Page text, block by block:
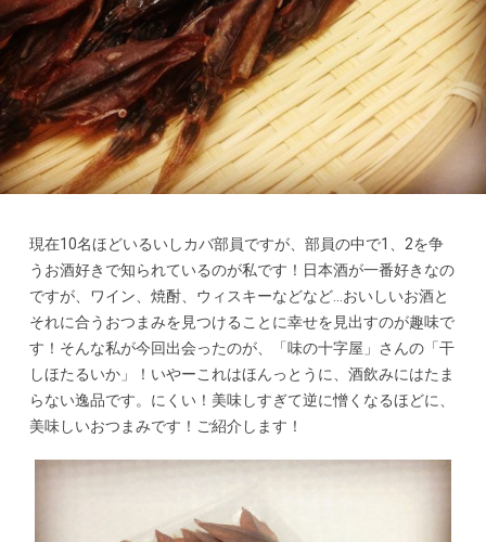
現在10名ほどいるいしカバ部員ですが、部員の中で1、2を争
うお酒好きで知られているのが私です！日本酒が一番好きなの
ですが、ワイン、焼酎、ウィスキーなどなど…おいしいお酒と
それに合うおつまみを見つけることに幸せを見出すのが趣味で
す！そんな私が今回出会ったのが、「味の十字屋」さんの「干
しほたるいか」！いやーこれはほんっとうに、酒飲みにはたま
らない逸品です。にくい！美味しすぎて逆に憎くなるほどに、
美味しいおつまみです！ご紹介します！